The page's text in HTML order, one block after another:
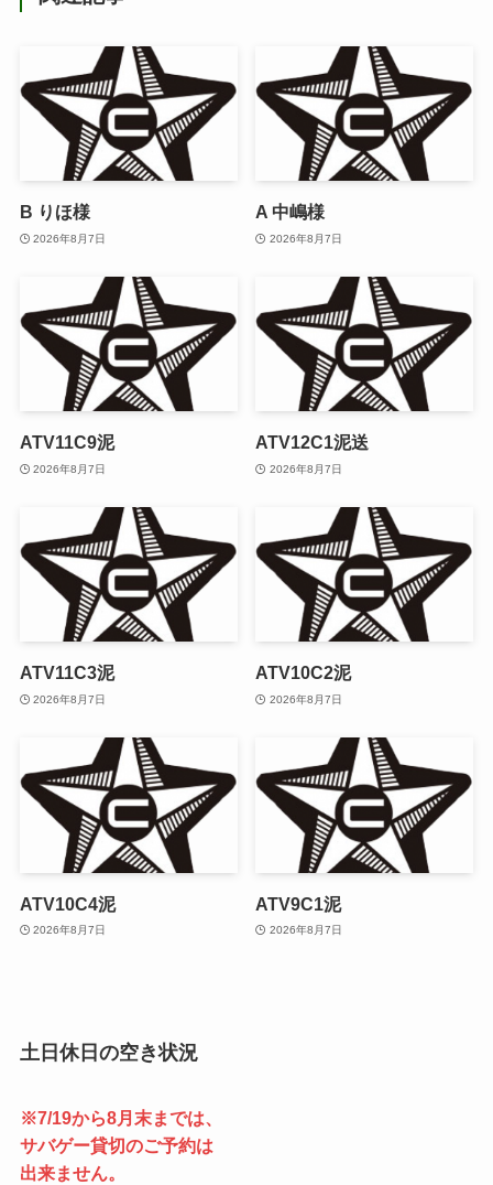
B りほ様
2026年8月7日
A 中嶋様
2026年8月7日
ATV11C9泥
2026年8月7日
ATV12C1泥送
2026年8月7日
ATV11C3泥
2026年8月7日
ATV10C2泥
2026年8月7日
ATV10C4泥
2026年8月7日
ATV9C1泥
2026年8月7日
土日休日の空き状況
※7/19から8月末までは、
サバゲー貸切のご予約は
出来ません。